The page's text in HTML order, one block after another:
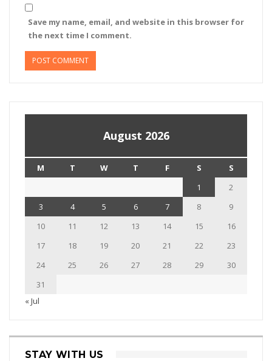
Save my name, email, and website in this browser for
the next time I comment.
August 2026
M T W T F S
S
1
2
3
4 5 6 7 8
9
10
11 12 13 14 15
16
17
18 19 20 21 22
23
24
25 26 27 28 29
30
31
« Jul
STAY WITH US